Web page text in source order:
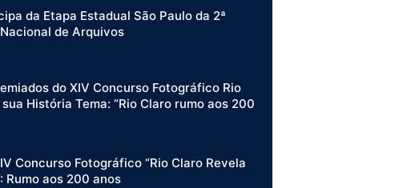
da Etapa Estadual São Paulo da 2ª
de Arquivos
do XIV Concurso Fotográfico Rio
História Tema: “Rio Claro rumo aos 200
Concurso Fotográfico “Rio Claro Revela
Rumo aos 200 anos